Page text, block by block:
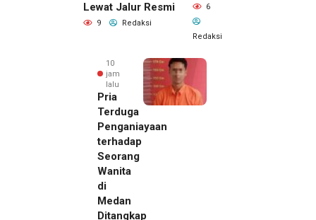
Lewat Jalur Resmi
9 Redaksi
6
Redaksi
10
jam
lalu
Pria
Terduga
Penganiayaan
terhadap
Seorang
Wanita
di
Medan
Ditangkap
10 jam lalu
Kepala